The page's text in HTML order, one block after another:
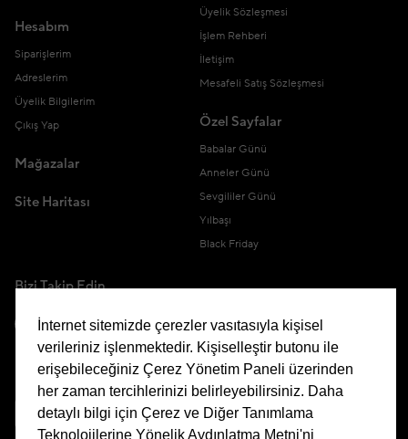
Hesabım
Siparişlerim
Adreslerim
Üyelik Bilgilerim
Çıkış Yap
Mağazalar
Site Haritası
Üyelik Sözleşmesi
İşlem Rehberi
İletişim
Mesafeli Satış Sözleşmesi
Özel Sayfalar
Babalar Günü
Anneler Günü
Sevgililer Günü
Yılbaşı
Black Friday
Bizi Takip Edin
Uygulamamızı İndirin
İnternet sitemizde çerezler vasıtasıyla kişisel
verileriniz işlenmektedir. Kişiselleştir butonu ile
erişebileceğiniz Çerez Yönetim Paneli üzerinden
her zaman tercihlerinizi belirleyebilirsiniz. Daha
detaylı bilgi için Çerez ve Diğer Tanımlama
Teknolojilerine Yönelik Aydınlatma Metni'ni